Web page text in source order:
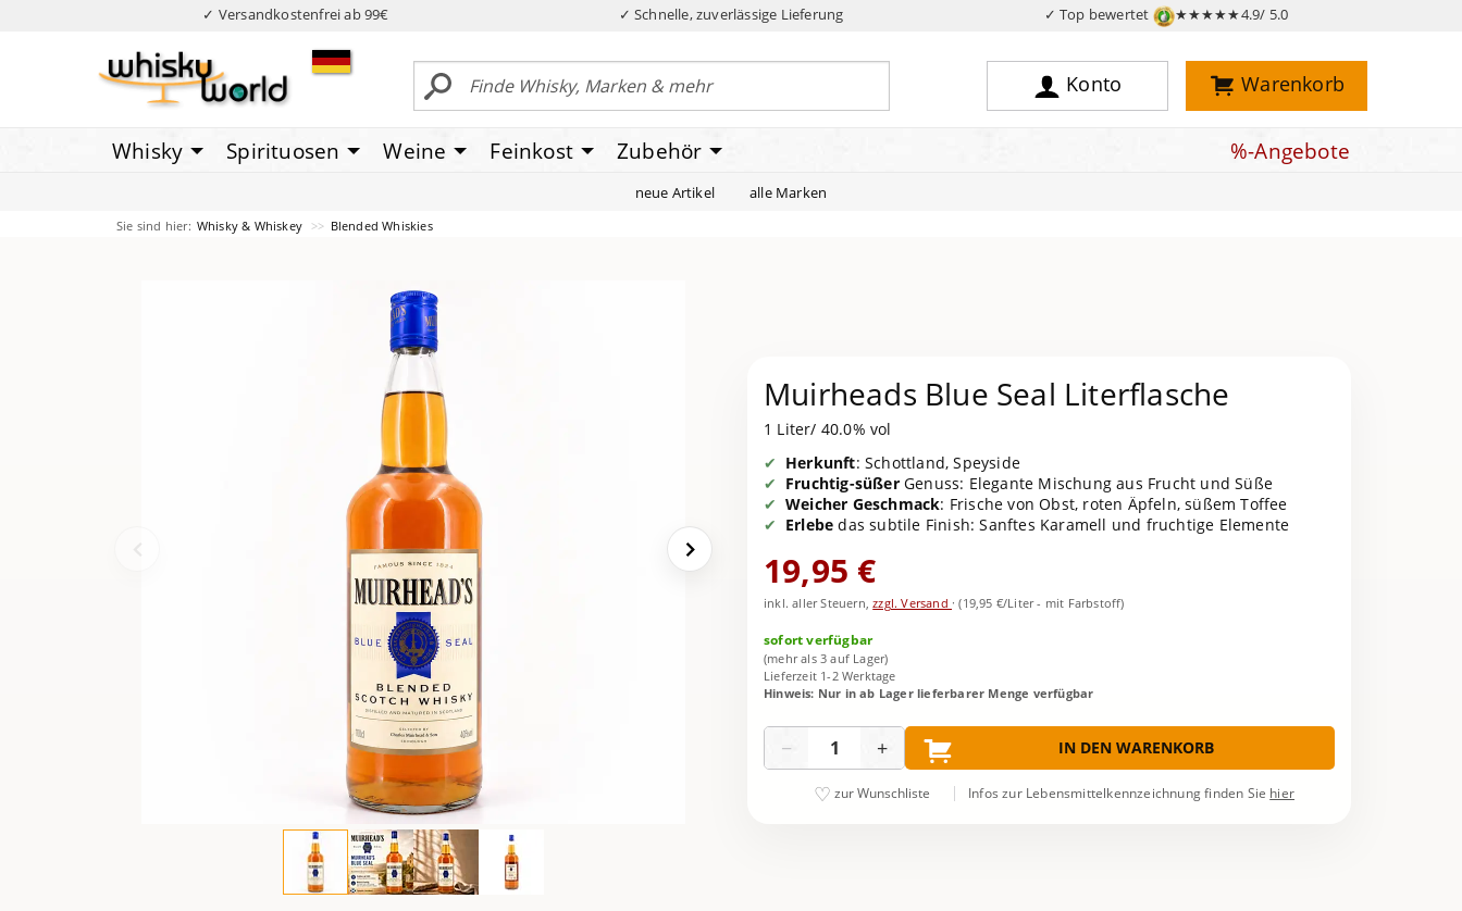
✓ Versandkostenfrei ab 99€ ✓ Schnelle, zuverlässige Lieferung ✓ Top bewertet ★★★★★4.9/ 5.0
Konto Warenkorb
Whisky Spirituosen Weine Feinkost Zubehör %-Angebote
neue Artikel alle Marken
Sie sind hier: Whisky & Whiskey Blended Whiskies
Muirheads Blue Seal Literflasche
1 Liter/ 40.0% vol
Herkunft: Schottland, Speyside
Fruchtig-süßerGenuss: Elegante Mischung aus Frucht und Süße
Weicher Geschmack: Frische von Obst, roten Äpfeln, süßem Toffee
Erlebe das subtile Finish: Sanftes Karamell und fruchtige Elemente
19,95 €
inkl. aller Steuern,zzgl. Versand ·(19,95 €/Liter - mit Farbstoff)
sofort verfügbar
(mehr als 3 auf Lager)
Lieferzeit 1-2 Werktage
Hinweis: Nur in ab Lager lieferbarer Menge verfügbar
− + IN DEN WARENKORB
zur Wunschliste Infos zur Lebensmittelkennzeichnung finden Sie hier